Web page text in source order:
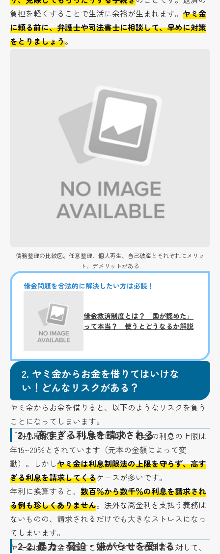
負担を軽くすることで生活に余裕が生まれます。ヤミ金
に頼る前に、弁護士や司法書士に相談して、早めに対策
をとりましょう。
債務整理の比較図。任意整理、個人再生、自己破産とそれぞれにメリッ
ト、デメリットがある
借金問題を合法的に解決したい方は必読！
借金救済制度とは？「国が認めた」
って本当？ 使うとどうなるか解説
2. ヤミ金からお金を借りてはいけな
い！どんなリスクがある？
ヤミ金からお金を借りると、以下のようなリスクを負う
ことになってしまいます。
2-1.高すぎる利息を請求される
「利息制限法」という法律により、借金の利息の上限は
年15~20％とされています（元本の金額によって変
動）。しかしヤミ金は利息制限法の上限を守らず、高す
ぎる利息を請求してくるケースが多いです。
年利に換算すると、数百％から数千％の利息を請求され
る例も珍しくありません。法外な高金利を支払う義務は
ないものの、請求されるだけでも大きなストレスになっ
てしまいます。
2-2.暴力・脅迫・嫌がらせを受ける
ヤミ金は、借金を返すことができない利用者に対して、